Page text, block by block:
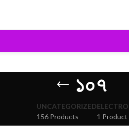
১০৭
UNCATEGORIZED
156 Products
1 Product